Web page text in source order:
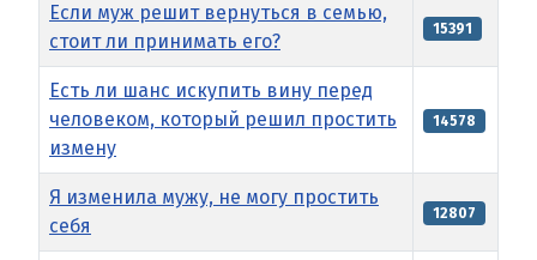
Если муж решит вернуться в семью,
стоит ли принимать его?
15391
Есть ли шанс искупить вину перед
человеком, который решил простить
измену
14578
Я изменила мужу, не могу простить
себя
12807